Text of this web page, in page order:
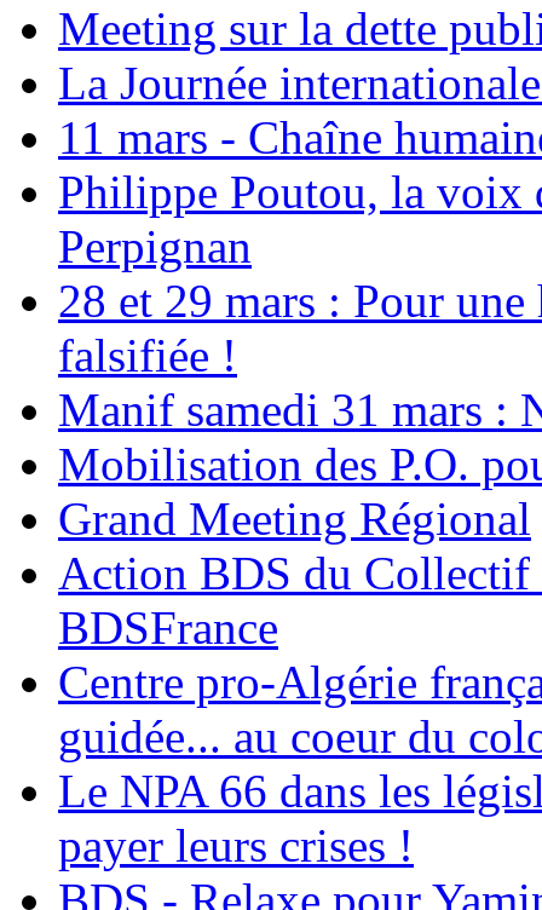
Meeting sur la dette
La Journée
11 mars - Chaîne
Philippe Poutou, la voix
Perpignan
28 et 29 mars : Pour
falsifiée !
Manif samedi 31 mars :
Mobilisation des P.O.
Grand Meeting Régional
Action BDS du Collectif
BDSFrance
Centre pro-Algérie
guidée... au coeur du
Le NPA 66 dans les
payer leurs crises !
BDS - Relaxe pour